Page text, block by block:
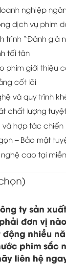
nghiệp
dịch vụ phim
trình “Đánh giá
tối tân
phim giới thiệu
cốt lõi
và quy trình
chất lượng
và hợp tác chiến
– Bảo mật
cao tại
ty sản
đơn vị
nhiều
phim sắc
liên hệ